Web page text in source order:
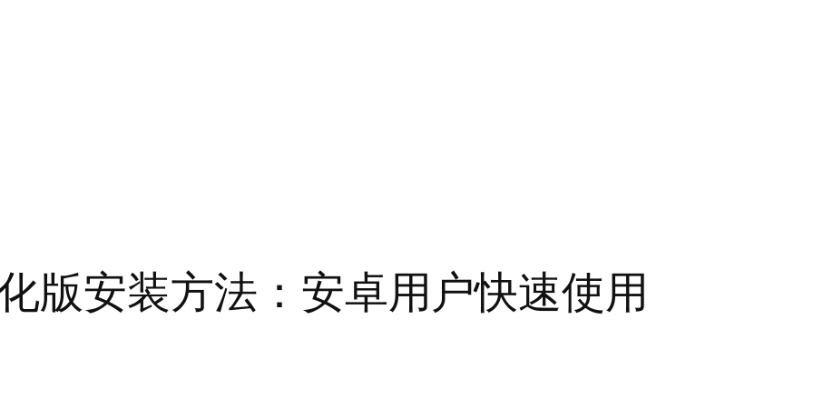
版安装方法：安卓用户快速使用